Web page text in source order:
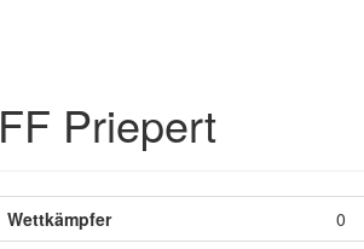
FF Priepert
Wettkämpfer
0